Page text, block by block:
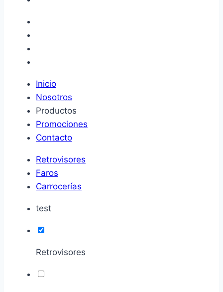
Inicio
Nosotros
Productos
Promociones
Contacto
Retrovisores
Faros
Carrocerías
test
Retrovisores